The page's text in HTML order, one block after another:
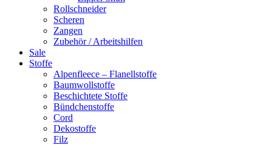
Rollschneider
Scheren
Zangen
Zubehör / Arbeitshilfen
Sale
Stoffe
Alpenfleece – Flanellstoffe
Baumwollstoffe
Beschichtete Stoffe
Bündchenstoffe
Cord
Dekostoffe
Filz